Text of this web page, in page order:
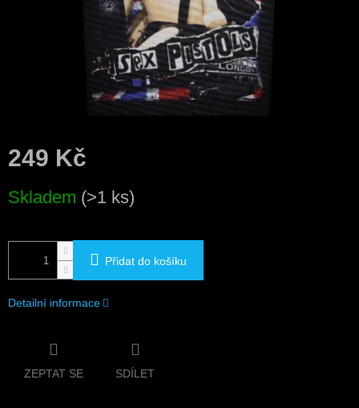
249 Kč
cena:
Skladem (>1 ks)
Přidat do košíku
Detailní informace
ZEPTAT SE SDÍLET